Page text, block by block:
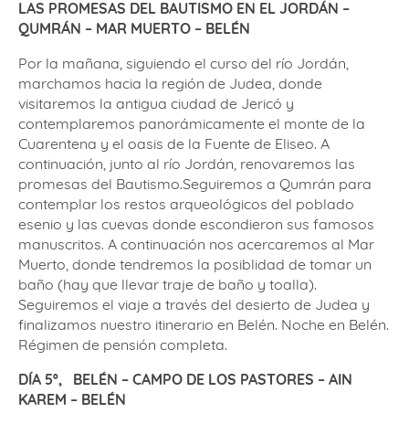
LAS PROMESAS DEL BAUTISMO EN EL JORDÁN –
QUMRÁN – MAR MUERTO – BELÉN
Por la mañana, siguiendo el curso del río Jordán,
marchamos hacia la región de Judea, donde
visitaremos la antigua ciudad de Jericó y
contemplaremos panorámicamente el monte de la
Cuarentena y el oasis de la Fuente de Eliseo. A
continuación, junto al río Jordán, renovaremos las
promesas del Bautismo.Seguiremos a Qumrán para
contemplar los restos arqueológicos del poblado
esenio y las cuevas donde escondieron sus famosos
manuscritos. A continuación nos acercaremos al Mar
Muerto, donde tendremos la posiblidad de tomar un
baño (hay que llevar traje de baño y toalla).
Seguiremos el viaje a través del desierto de Judea y
finalizamos nuestro itinerario en Belén. Noche en Belén.
Régimen de pensión completa.
DÍA 5º,
BELÉN – CAMPO DE LOS PASTORES – AIN
KAREM – BELÉN